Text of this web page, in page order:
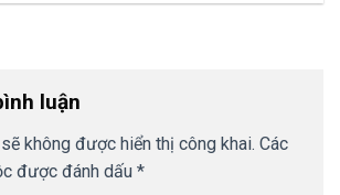
luận
không được hiển thị công khai. Các
được đánh dấu *